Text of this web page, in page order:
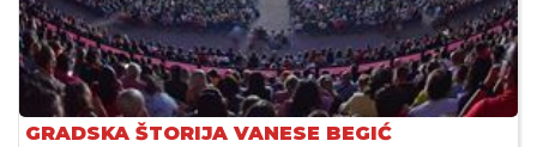
GRADSKA ŠTORIJA VANESE BEGIĆ